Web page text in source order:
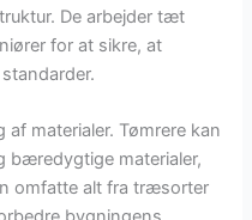
De arbejder tæt
for at sikre, at
materialer. Tømrere kan
bæredygtige materialer,
omfatte alt fra træsorter